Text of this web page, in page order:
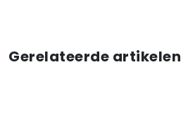
Gerelateerde artikelen